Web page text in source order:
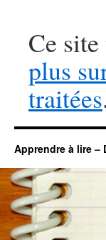
Ce
plus
traitées
Apprendre à lire –